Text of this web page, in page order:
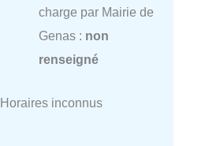
charge par Mairie de
Genas : non
renseigné
Horaires inconnus